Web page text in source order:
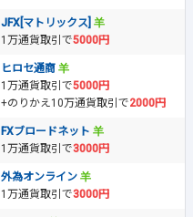
JFX[マトリックス]
1万通貨取引で5000円
ヒロセ通商
1万通貨取引で5000円
+のりかえ10万通貨取引で2000円
FXブロードネット
1万通貨取引で3000円
外為オンライン
1万通貨取引で3000円